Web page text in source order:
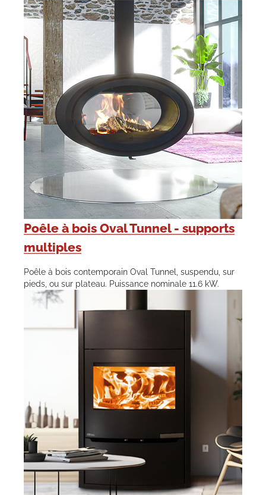
Poêle à bois Oval Tunnel - supports
multiples
Poêle à bois contemporain Oval Tunnel, suspendu, sur
pieds, ou sur plateau. Puissance nominale 11.6 kW.